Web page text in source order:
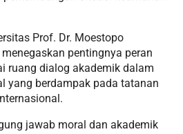
Prof. Dr. Moestopo
pentingnya peran
ruang dialog akademik dalam
yang berdampak pada tatanan
jawab moral dan akademik